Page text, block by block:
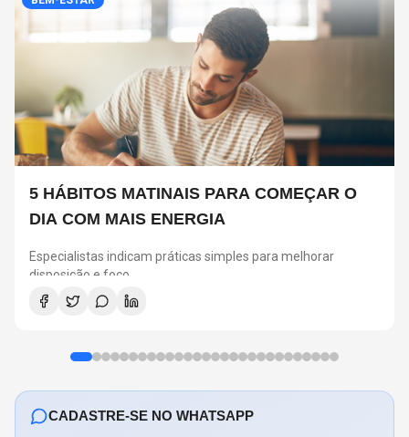
5 HÁBITOS MATINAIS PARA COMEÇAR O
DIA COM MAIS ENERGIA
Especialistas indicam práticas simples para melhorar
disposição e foco
CADASTRE-SE NO WHATSAPP